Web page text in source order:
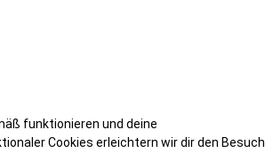
funktionieren und deine
Cookies erleichtern wir dir den Besuch